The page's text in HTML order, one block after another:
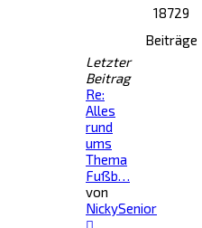
18729
Beiträge
Letzter
Beitrag
Re:
Alles
rund
ums
Thema
Fußb…
von
NickySenior